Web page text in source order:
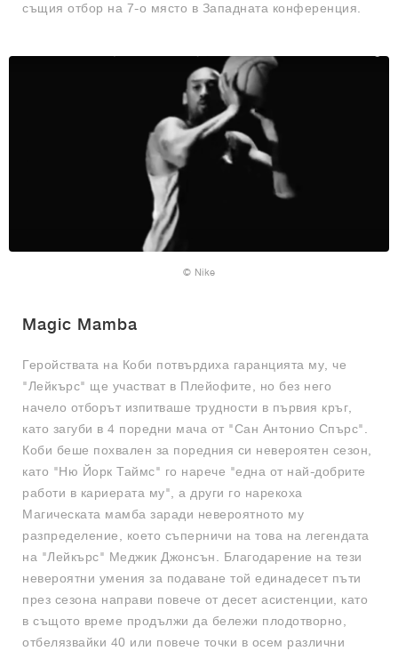
същия отбор на 7-о място в Западната конференция.
© Nike
Magic Mamba
Геройствата на Коби потвърдиха гаранцията му, че
"Лейкърс" ще участват в Плейофите, но без него
начело отборът изпитваше трудности в първия кръг,
като загуби в 4 поредни мача от "Сан Антонио Спърс".
Коби беше похвален за поредния си невероятен сезон,
като "Ню Йорк Таймс" го нарече "една от най-добрите
работи в кариерата му", а други го нарекоха
Магическата мамба заради невероятното му
разпределение, което съперничи на това на легендата
на "Лейкърс" Меджик Джонсън. Благодарение на тези
невероятни умения за подаване той единадесет пъти
през сезона направи повече от десет асистенции, като
в същото време продължи да бележи плодотворно,
отбелязвайки 40 или повече точки в осем различни